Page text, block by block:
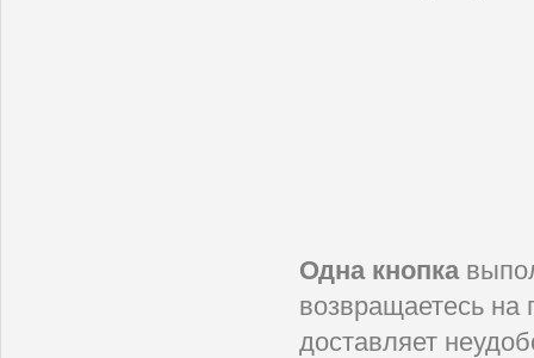
Одна кнопка
возвращаетесь
доставляет